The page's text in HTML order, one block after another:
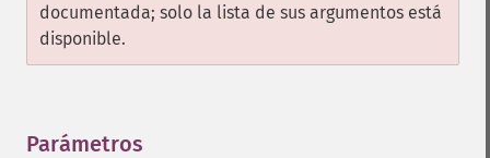
documentada; solo la lista de sus argumentos está
disponible.
Parámetros